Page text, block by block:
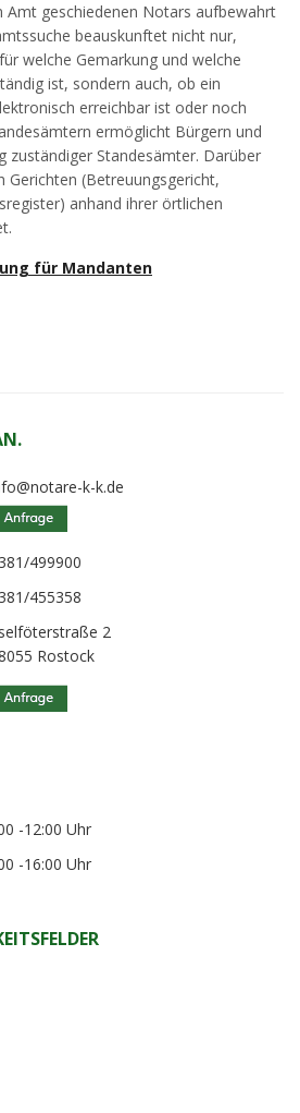
Amt geschiedenen Notars aufbewahrt
beauskunftet nicht nur,
welche Gemarkung und welche
ist, sondern auch, ob ein
erreichbar ist oder noch
ermöglicht Bürgern und
zuständiger Standesämter. Darüber
Gerichten (Betreuungsgericht,
anhand ihrer örtlichen
für Mandanten
k-k.de
499900
455358
2
Rostock
-12:00 Uhr
-16:00 Uhr